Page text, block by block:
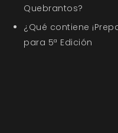
Quebrantos?
¿Qué contiene
para 5ª Edición